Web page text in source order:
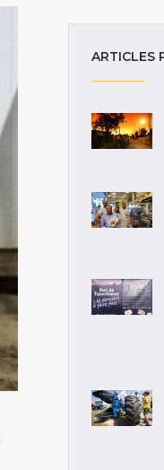
ARTICLES